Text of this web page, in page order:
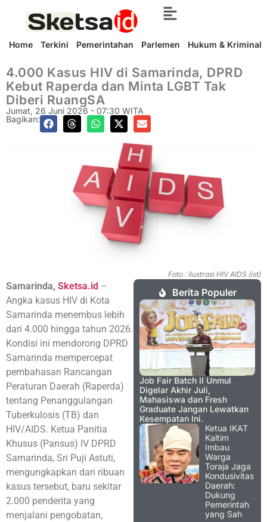
Home Terkini Pemerintahan Parlemen Hukum & Kriminal
4.000 Kasus HIV di Samarinda, DPRD
Kebut Raperda dan Minta LGBT Tak
Diberi RuangSA
Jumat, 26 Juni 2026 - 07:30 WITA
Bagikan:
Foto : ilustrasi HIV AIDS (ist)
Samarinda, Sketsa.id –
Angka kasus HIV di Kota
Samarinda menembus lebih
dari 4.000 hingga tahun 2026.
Kondisi ini mendorong DPRD
Samarinda mempercepat
pembahasan Rancangan
Peraturan Daerah (Raperda)
tentang Penanggulangan
Tuberkulosis (TB) dan
HIV/AIDS. Ketua Panitia
Khusus (Pansus) IV DPRD
Samarinda, Sri Puji Astuti,
mengungkapkan dari ribuan
kasus tersebut, baru sekitar
2.000 penderita yang
menjalani pengobatan,
Berita Populer
Job Fair Batch II Unmul
Digelar Akhir Juli,
Mahasiswa dan Fresh
Graduate Jangan Lewatkan
Kesempatan Ini.
Ketua IKAT
Kaltim
Imbau
Warga
Toraja Jaga
Kondusivitas
Daerah:
Dukung
Pemerintah
yang Sah